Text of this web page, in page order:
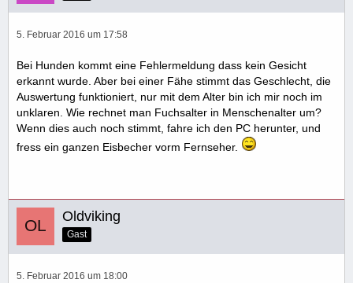
5. Februar 2016 um 17:58
Bei Hunden kommt eine Fehlermeldung dass kein Gesicht
erkannt wurde. Aber bei einer Fähe stimmt das Geschlecht, die
Auswertung funktioniert, nur mit dem Alter bin ich mir noch im
unklaren. Wie rechnet man Fuchsalter in Menschenalter um?
Wenn dies auch noch stimmt, fahre ich den PC herunter, und
fress ein ganzen Eisbecher vorm Fernseher.
Oldviking
Gast
5. Februar 2016 um 18:00